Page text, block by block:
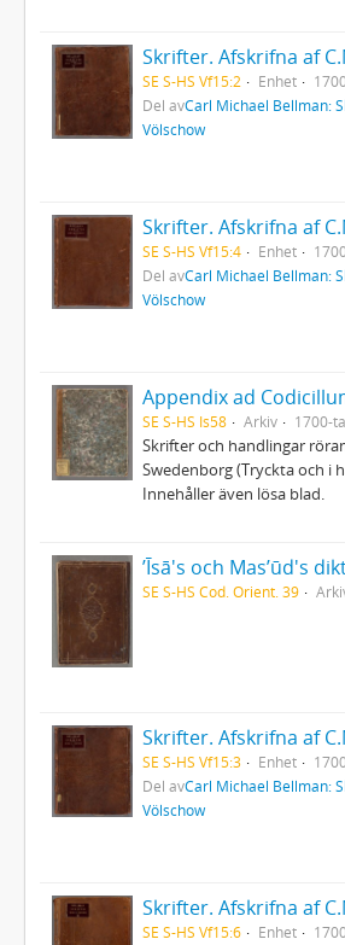
Skrifter. Afskrifna af
SE S-HS Vf15:2 Enhet
Del avCarl Michael Bellman:
Völschow
Skrifter. Afskrifna af
SE S-HS Vf15:4 Enhet
Del avCarl Michael Bellman:
Völschow
SE S-HS Is58 Arkiv 1700-
Skrifter och handlingar
Swedenborg (Tryckta och i
Innehåller även lösa blad.
ʼĪsā's och Masʼūd's
SE S-HS Cod. Orient. 39
Skrifter. Afskrifna af
SE S-HS Vf15:3 Enhet
Del avCarl Michael Bellman:
Völschow
Skrifter. Afskrifna af
SE S-HS Vf15:6 Enhet